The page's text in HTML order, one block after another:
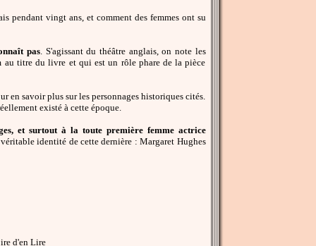
pendant vingt ans, et comment des femmes ont su
pas. S'agissant du théâtre anglais, on note les
au titre du livre et qui est un rôle phare de la pièce
en savoir plus sur les personnages historiques cités.
existé à cette époque.
et surtout à la toute première femme actrice
identité de cette dernière : Margaret Hughes
d'en Lire